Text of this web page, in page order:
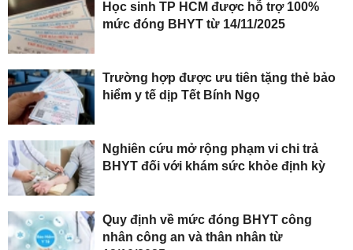
Học sinh TP HCM được hỗ trợ 100%
mức đóng BHYT từ 14/11/2025
Trường hợp được ưu tiên tặng thẻ bảo
hiểm y tế dịp Tết Bính Ngọ
Nghiên cứu mở rộng phạm vi chi trả
BHYT đối với khám sức khỏe định kỳ
Quy định về mức đóng BHYT công
nhân công an và thân nhân từ